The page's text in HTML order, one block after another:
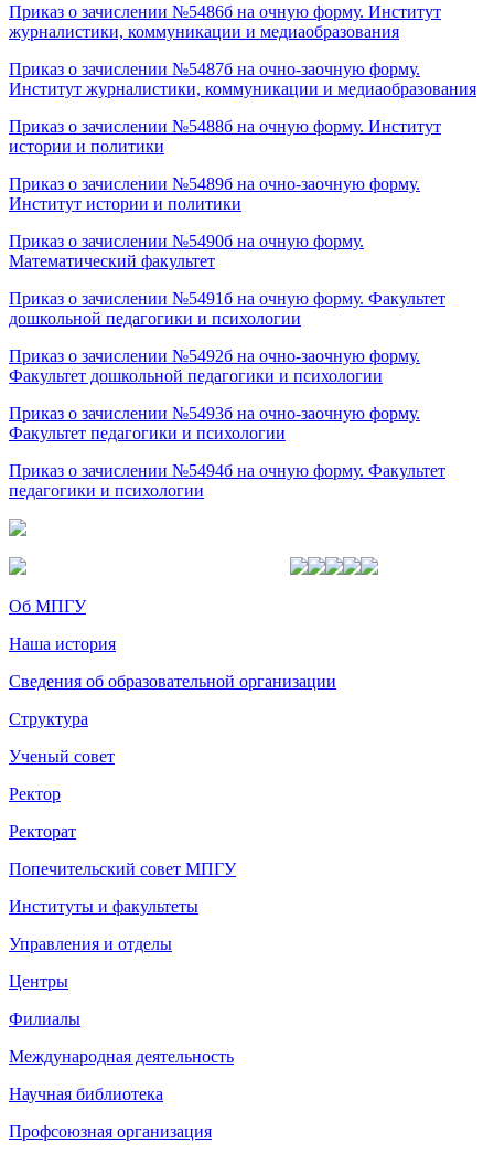
Приказ о зачислении №5486б на очную форму. Институт
журналистики, коммуникации и медиаобразования
Приказ о зачислении №5487б на очно-заочную форму.
Институт журналистики, коммуникации и медиаобразования
Приказ о зачислении №5488б на очную форму. Институт
истории и политики
Приказ о зачислении №5489б на очно-заочную форму.
Институт истории и политики
Приказ о зачислении №5490б на очную форму.
Математический факультет
Приказ о зачислении №5491б на очную форму. Факультет
дошкольной педагогики и психологии
Приказ о зачислении №5492б на очно-заочную форму.
Факультет дошкольной педагогики и психологии
Приказ о зачислении №5493б на очно-заочную форму.
Факультет педагогики и психологии
Приказ о зачислении №5494б на очную форму. Факультет
педагогики и психологии
Об МПГУ
Наша история
Сведения об образовательной организации
Структура
Ученый совет
Ректор
Ректорат
Попечительский совет МПГУ
Институты и факультеты
Управления и отделы
Центры
Филиалы
Международная деятельность
Научная библиотека
Профсоюзная организация